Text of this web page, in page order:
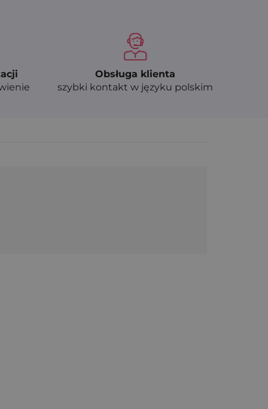
Obsługa klienta
szybki kontakt w języku polskim